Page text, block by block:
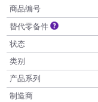
商品编号
替代零备件
状态
类别
产品系列
制造商